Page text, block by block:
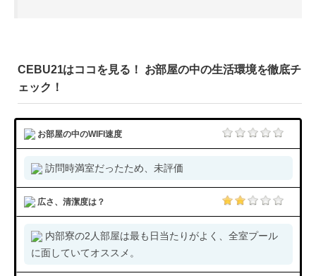
CEBU21はココを見る！ お部屋の中の生活環境を徹底チ
ェック！
お部屋の中のWIFI速度
訪問時満室だったため、未評価
広さ、清潔度は？
内部寮の2人部屋は最も日当たりがよく、全室プール
に面していてオススメ。